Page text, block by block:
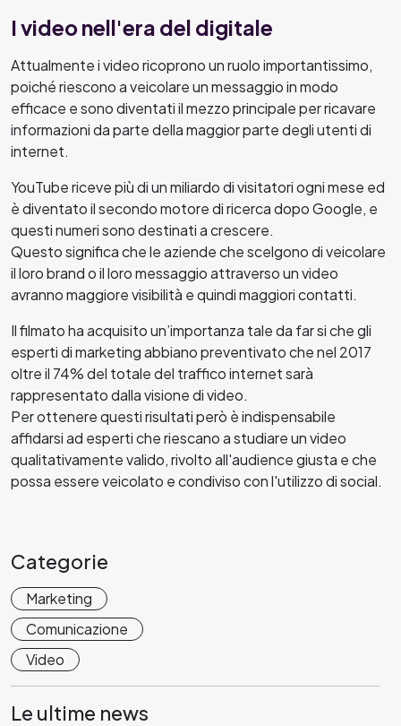
I video nell'era del digitale
Attualmente i video ricoprono un ruolo importantissimo,
poiché riescono a veicolare un messaggio in modo
efficace e sono diventati il mezzo principale per ricavare
informazioni da parte della maggior parte degli utenti di
internet.
YouTube riceve più di un miliardo di visitatori ogni mese ed
è diventato il secondo motore di ricerca dopo Google, e
questi numeri sono destinati a crescere.
Questo significa che le aziende che scelgono di veicolare
il loro brand o il loro messaggio attraverso un video
avranno maggiore visibilità e quindi maggiori contatti.
Il filmato ha acquisito un’importanza tale da far si che gli
esperti di marketing abbiano preventivato che nel 2017
oltre il 74% del totale del traffico internet sarà
rappresentato dalla visione di video.
Per ottenere questi risultati però è indispensabile
affidarsi ad esperti che riescano a studiare un video
qualitativamente valido, rivolto all'audience giusta e che
possa essere veicolato e condiviso con l'utilizzo di social.
Categorie
Marketing
Comunicazione
Video
Le ultime news